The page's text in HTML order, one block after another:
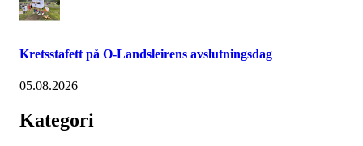
Kretsstafett på O-Landsleirens avslutningsdag
05.08.2026
Kategori